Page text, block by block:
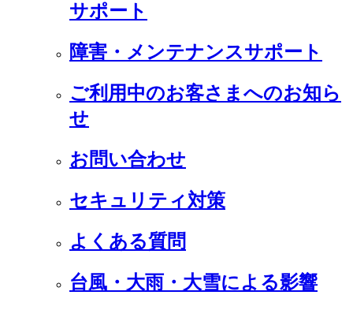
サポート
障害・メンテナンスサポート
ご利用中のお客さまへのお知ら
せ
お問い合わせ
セキュリティ対策
よくある質問
台風・大雨・大雪による影響